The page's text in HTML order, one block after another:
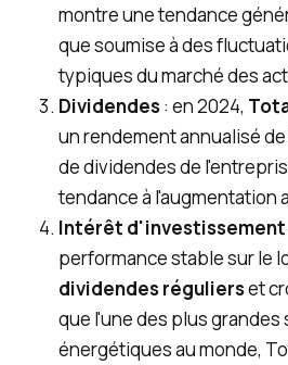
montre une tendance
que soumise à des
typiques du marché des
Dividendes: en 2024,
un rendement annualisé
de dividendes de
tendance à l'augmentation
Intérêt d'investissement
performance stable sur le
dividendes régulierset
que l'une des plus grandes
énergétiques au monde,